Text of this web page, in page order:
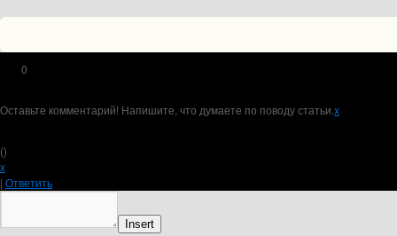
0
Оставьте комментарий! Напишите, что думаете по поводу статьи. x
()
x
| Ответить
Insert